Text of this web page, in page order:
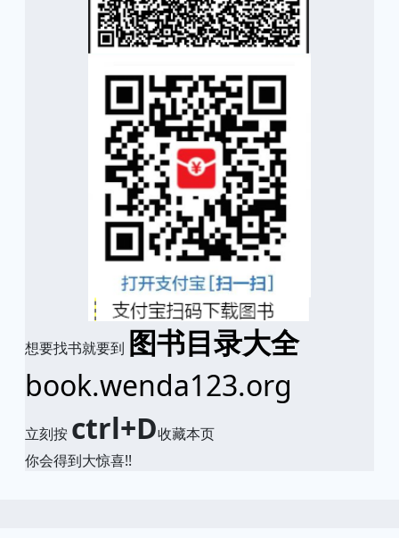
想要找书就要到 图书目录大全
book.wenda123.org
立刻按 ctrl+D收藏本页
你会得到大惊喜!!